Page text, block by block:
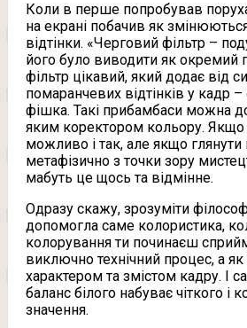
Коли в перше попробував
на екрані побачив як
відтінки. «Черговий фільтр –
його було виводити як окремий
фільтр цікавий, який додає від
помаранчевих відтінків у кадр –
фішка. Такі прибамбаси можна
яким коректором кольору. Якщо
можливо і так, але якщо
метафізично з точки зору
мабуть це щось та відмінне.
Одразу скажу, зрозуміти
допомогла саме колористика,
колорування ти починаєш
виключно технічний процес, а як
характером та змістом кадру. І
баланс білого набуває чіткого і
значення.